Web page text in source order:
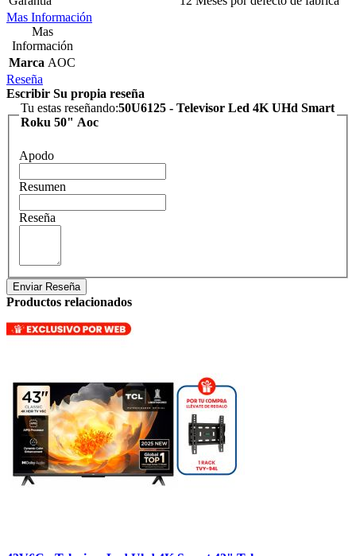
Mas Información
Mas
Información
Marca AOC
Reseña
Escribir Su propia reseña
Tu estas reseñando:50U6125 - Televisor Led 4K UHd Smart
Roku 50" Aoc
Apodo
Resumen
Reseña
Enviar Reseña
Productos relacionados